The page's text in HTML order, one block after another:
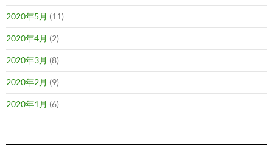
2020年5月 (11)
2020年4月 (2)
2020年3月 (8)
2020年2月 (9)
2020年1月 (6)